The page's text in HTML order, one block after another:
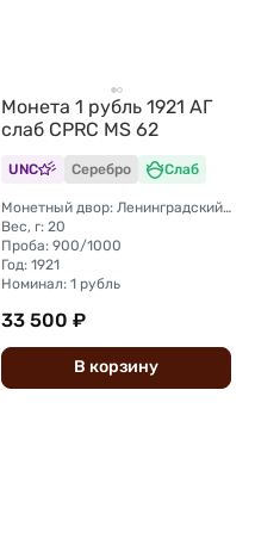
Монета 1 рубль 1921 АГ
слаб CPRC MS 62
UNC Серебро Слаб
Монетный двор: Ленинградский (ЛМД)
Вес, г: 20
Проба: 900/1000
Год: 1921
Номинал: 1 рубль
33 500 ₽
В корзину